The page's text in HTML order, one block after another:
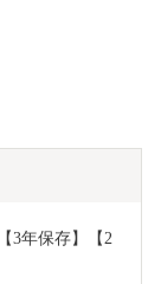
3年保存】【2